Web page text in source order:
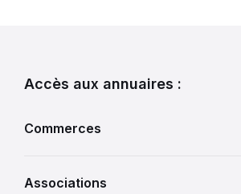
Accès aux annuaires :
Commerces
Associations